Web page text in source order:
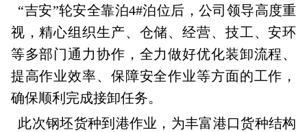
“吉安”轮安全靠泊4#泊位后，公司领导高度重
视，精心组织生产、仓储、经营、技工、安环
等多部门通力协作，全力做好优化装卸流程、
提高作业效率、保障安全作业等方面的工作，
确保顺利完成接卸任务。
此次钢坯货种到港作业，为丰富港口货种结构